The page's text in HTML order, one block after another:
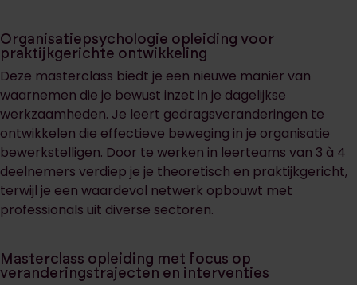
Organisatiepsychologie opleiding voor
praktijkgerichte ontwikkeling
Deze masterclass biedt je een nieuwe manier van
waarnemen die je bewust inzet in je dagelijkse
werkzaamheden. Je leert gedragsveranderingen te
ontwikkelen die effectieve beweging in je organisatie
bewerkstelligen. Door te werken in leerteams van 3 à 4
deelnemers verdiep je je theoretisch en praktijkgericht,
terwijl je een waardevol netwerk opbouwt met
professionals uit diverse sectoren.
Masterclass opleiding met focus op
veranderingstrajecten en interventies